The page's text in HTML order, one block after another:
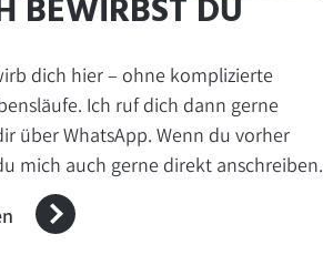
BEWIRBST DU
dich hier – ohne komplizierte
Ich ruf dich dann gerne
über WhatsApp. Wenn du vorher
mich auch gerne direkt anschreiben.